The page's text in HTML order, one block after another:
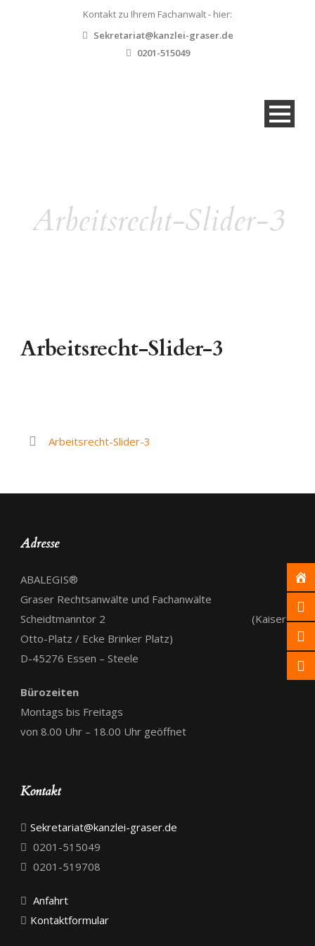
Kontakt zu Ihrem Fachanwalt - hier:
Sekretariat@kanzlei-graser.de
0201-515049
Arbeitsrecht-Slider-3
Arbeitsrecht-Slider-3
Arbeitsrecht-Slider-3
Adresse
ABALEGIS®
Graser Rechtsanwälte und Fachanwälte
Scheidtmanntor 2 (Kaiser-
Otto-Platz / Ecke Brinker Platz)
D-45276 Essen – Steele
Bürozeiten
Montags bis Freitags
von 8.00 Uhr – 18.00 Uhr geöffnet
Kontakt
Sekretariat@kanzlei-graser.de
0201-515049
0201-519708
Anfahrt
Kontaktformular